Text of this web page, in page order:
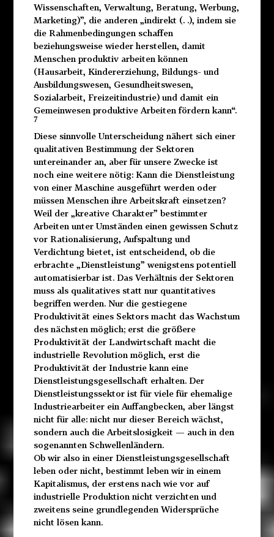
Wissenschaften, Verwaltung, Beratung, Werbung,
Marketing)”, die anderen „indirekt (. .), indem sie
die Rahmenbedingungen schaffen
beziehungsweise wieder herstellen, damit
Menschen produktiv arbeiten können
(Hausarbeit, Kindererziehung, Bildungs- und
Ausbildungswesen, Gesundheitswesen,
Sozialarbeit, Freizeitindustrie) und damit ein
Gemeinwesen produktive Arbeiten fördern kann“.
7
Diese sinnvolle Unterscheidung nähert sich einer
qualitativen Bestimmung der Sektoren
untereinander an, aber für unsere Zwecke ist
noch eine weitere nötig: Kann die Dienstleistung
von einer Maschine ausgeführt werden oder
müssen Menschen ihre Arbeitskraft einsetzen?
Weil der „kreative Charakter” bestimmter
Arbeiten unter Umständen einen gewissen Schutz
vor Rationalisierung, Aufspaltung und
Verdichtung bietet, ist entscheidend, ob die
erbrachte „Dienstleistung” wenigstens potentiell
automatisierbar ist. Das Verhältnis der Sektoren
muss als qualitatives statt nur quantitatives
begriffen werden. Nur die gestiegene
Produktivität eines Sektors macht das Wachstum
des nächsten möglich; erst die größere
Produktivität der Landwirtschaft macht die
industrielle Revolution möglich, erst die
Produktivität der Industrie kann eine
Dienstleistungsgesellschaft erhalten. Der
Dienstleistungssektor ist für viele für ehemalige
Industriearbeiter ein Auffangbecken, aber längst
nicht für alle: nicht nur dieser Bereich wächst,
sondern auch die Arbeitslosigkeit — auch in den
sogenannten Schwellenländern.
Ob wir also in einer Dienstleistungsgesellschaft
leben oder nicht, bestimmt leben wir in einem
Kapitalismus, der erstens nach wie vor auf
industrielle Produktion nicht verzichten und
zweitens seine grundlegenden Widersprüche
nicht lösen kann.